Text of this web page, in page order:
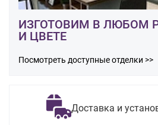
ИЗГОТОВИМ В ЛЮБОМ
И ЦВЕТЕ
Посмотреть доступные отделки >>
Доставка и